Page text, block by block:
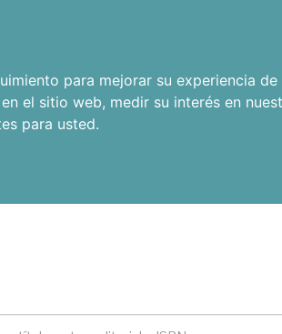
para mejorar su experiencia
el sitio web, medir su interés en
para usted.